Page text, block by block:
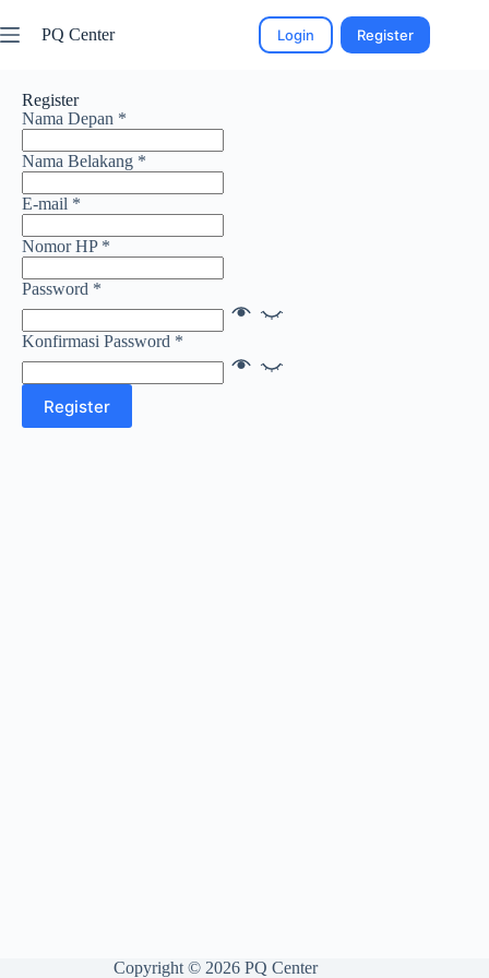
PQ Center Login Register
Register
Nama Depan *
Nama Belakang *
E-mail *
Nomor HP *
Password *
Konfirmasi Password *
Register
Copyright © 2026 PQ Center